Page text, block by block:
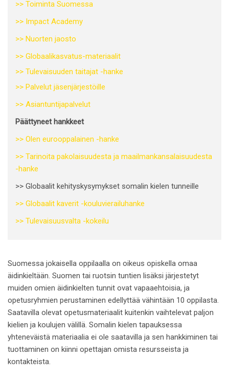
>> Toiminta Suomessa
>> Impact Academy
>> Nuorten jaosto
>> Globaalikasvatus-materiaalit
>> Tulevaisuuden taitajat -hanke
>> Palvelut jäsenjärjestöille
>> Asiantuntijapalvelut
Päättyneet hankkeet
>> Olen eurooppalainen -hanke
>> Tarinoita pakolaisuudesta ja maailmankansalaisuudesta
-hanke
>> Globaalit kehityskysymykset somalin kielen tunneille
>> Globaalit kaverit -kouluvierailuhanke
>> Tulevaisuusvalta -kokeilu
Suomessa jokaisella oppilaalla on oikeus opiskella omaa
äidinkieltään. Suomen tai ruotsin tuntien lisäksi järjestetyt
muiden omien äidinkielten tunnit ovat vapaaehtoisia, ja
opetusryhmien perustaminen edellyttää vähintään 10 oppilasta.
Saatavilla olevat opetusmateriaalit kuitenkin vaihtelevat paljon
kielien ja koulujen välillä. Somalin kielen tapauksessa
yhteneväistä materiaalia ei ole saatavilla ja sen hankkiminen tai
tuottaminen on kiinni opettajan omista resursseista ja
kontakteista.